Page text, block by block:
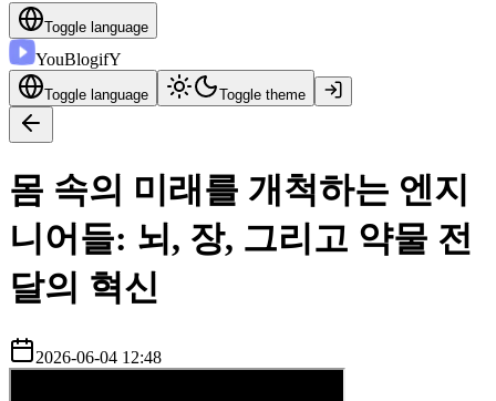
Toggle language
YouBlogifY
Toggle language Toggle theme
몸 속의 미래를 개척하는 엔지
니어들: 뇌, 장, 그리고 약물 전
달의 혁신
2026-06-04 12:48